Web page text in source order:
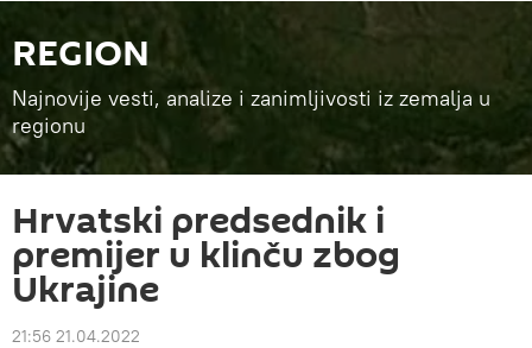
REGION
Najnovije vesti, analize i zanimljivosti iz zemalja u
regionu
Hrvatski predsednik i
premijer u klinču zbog
Ukrajine
21:56 21.04.2022